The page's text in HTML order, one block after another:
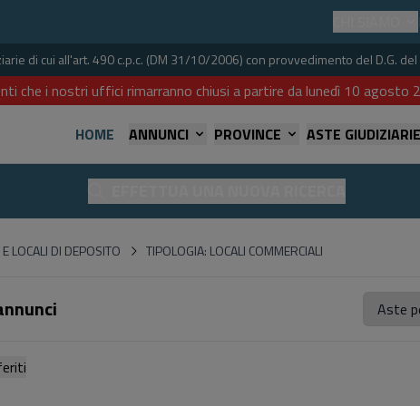
di cui all'art. 490 c.p.c. (DM 31/10/2006) con provvedimento del D.G.
che i nostri uffici rimarranno chiusi a partire da lunedì 10
HOME
ANNUNCI PROVINCE ASTE GIUDIZIARIE
LOCALI DI DEPOSITO TIPOLOGIA: LOCALI COMMERCIALI
i preferiti